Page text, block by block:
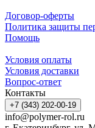
Договор-оферты
Политика защиты
Помощь
Условия оплаты
Условия доставки
Вопрос-ответ
Контакты
+7 (343) 202-00-19
info@polymer-rol.ru